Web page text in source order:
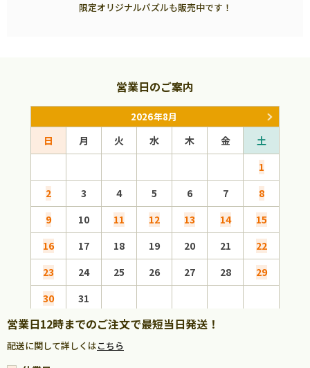
限定オリジナルパズルも販売中です！
営業日のご案内
2026年8月
日 月 火 水 木 金
土
1
2
3 4 5 6 7
8
9
10 11 12 13 14
15
16
17 18 19 20 21
22
23
24 25 26 27 28
29
30
31
営業日12時までのご注文で最短当日発送！
配送に関して詳しくはこちら